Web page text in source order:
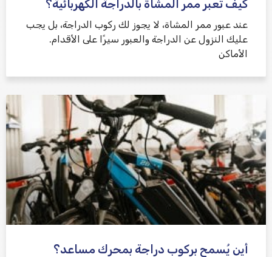
كيف تعبر ممر المشاة بالدراجة الكهربائية؟
عند عبور ممر المشاة، لا يجوز لك ركوب الدراجة، بل يجب
عليك النزول عن الدراجة والعبور سيرًا على الأقدام.
الأماكن
أين يُسمح بركوب دراجة بمحرك مساعد؟